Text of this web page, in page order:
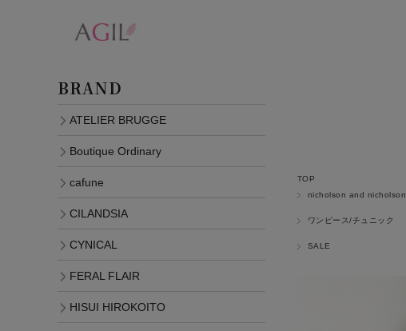
TOP
nicholson and nicholson
ワンピース/チュニック
SALE
BRAND
ATELIER BRUGGE
Boutique Ordinary
cafune
CILANDSIA
CYNICAL
FERAL FLAIR
HISUI HIROKOITO